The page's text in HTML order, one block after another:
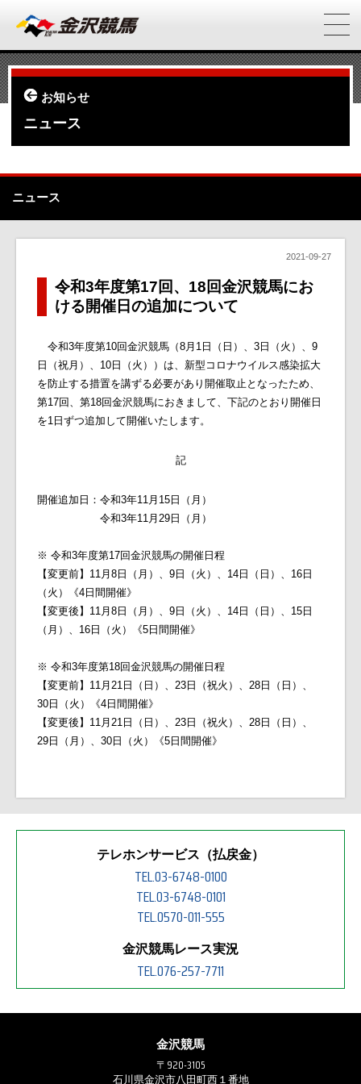
お知らせ
ニュース
ニュース
2021-09-27
令和3年度第17回、18回金沢競馬にお
ける開催日の追加について
令和3年度第10回金沢競馬（8月1日（日）、3日（火）、9
日（祝月）、10日（火））は、新型コロナウイルス感染拡大
を防止する措置を講ずる必要があり開催取止となったため、
第17回、第18回金沢競馬におきまして、下記のとおり開催日
を1日ずつ追加して開催いたします。
記
開催追加日：令和3年11月15日（月）
令和3年11月29日（月）
※ 令和3年度第17回金沢競馬の開催日程
【変更前】11月8日（月）、9日（火）、14日（日）、16日
（火）《4日間開催》
【変更後】11月8日（月）、9日（火）、14日（日）、15日
（月）、16日（火）《5日間開催》
※ 令和3年度第18回金沢競馬の開催日程
【変更前】11月21日（日）、23日（祝火）、28日（日）、
30日（火）《4日間開催》
【変更後】11月21日（日）、23日（祝火）、28日（日）、
29日（月）、30日（火）《5日間開催》
テレホンサービス（払戻金）
TEL.03-6748-0100
TEL.03-6748-0101
TEL.0570-011-555
金沢競馬レース実況
TEL.076-257-7711
金沢競馬
〒920-3105
石川県金沢市八田町西１番地